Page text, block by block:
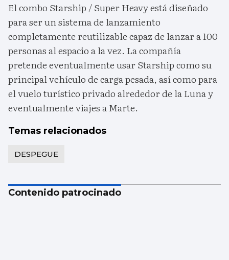
El combo Starship / Super Heavy está diseñado
para ser un sistema de lanzamiento
completamente reutilizable capaz de lanzar a 100
personas al espacio a la vez. La compañía
pretende eventualmente usar Starship como su
principal vehículo de carga pesada, así como para
el vuelo turístico privado alrededor de la Luna y
eventualmente viajes a Marte.
Temas relacionados
DESPEGUE
Contenido patrocinado